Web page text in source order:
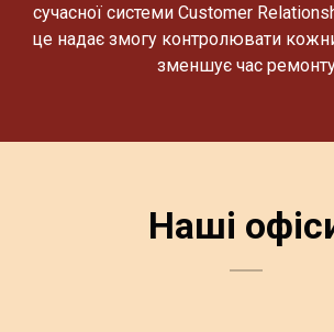
сучасної системи Customer
це надає змогу контролювати
зменшує час
Наші